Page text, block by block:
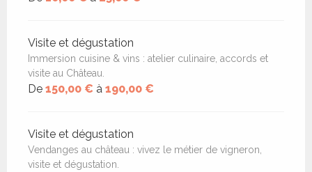
Visite et dégustation
Immersion cuisine & vins : atelier culinaire, accords et
visite au Château.
De 150,00 € à 190,00 €
Visite et dégustation
Vendanges au château : vivez le métier de vigneron,
visite et dégustation.